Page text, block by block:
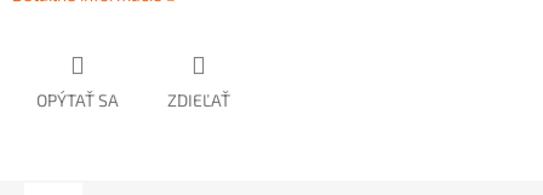
OPÝTAŤ SA ZDIEĽAŤ